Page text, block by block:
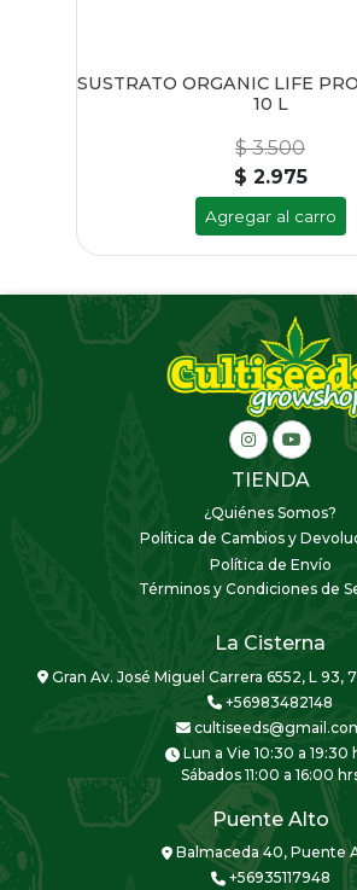
SUSTRATO ORGANIC LIFE
10 L
$ 3.500
$ 2.975
Agregar al carro
TIENDA
¿Quiénes Somos?
Política de Cambios y
Política de Envío
Términos y Condiciones de
La Cisterna
Gran Av. José Miguel Carrera 6552, L 93,
+56983482148
Lun a Vie 10:30 a 19:30
Sábados 11:00 a 16:00
Puente Alto
Balmaceda 40, Puente
+56935117948